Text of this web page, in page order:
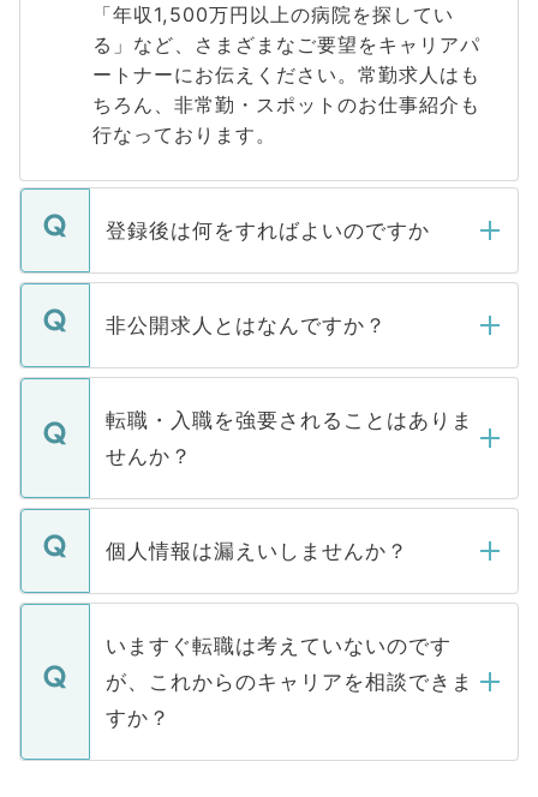
「年収1,500万円以上の病院を探してい
る」など、さまざまなご要望をキャリアパ
ートナーにお伝えください。常勤求人はも
ちろん、非常勤・スポットのお仕事紹介も
行なっております。
登録後は何をすればよいのですか
ご登録いただきましたら、弊社担当者がご
登録内容を確認し、その後メールもしくは
ます。通常、5営業日以内にはご連絡をせて
いただきますので、しばらくお待ちくださ
い。
非公開求人とはなんですか？
マイナビDOCTORで取り扱っている求人の
うち約3割は、Webサイトからご覧いただ
けない「非公開求人」です。非公開求人は
下記の理由によって、一般には公開してい
ません。
■応募殺到を避けるため 人気のある医療機
関を公にしてしまうと、応募が殺到する場
に、医療機関が求める条件に合った人材の
みを人材紹介会社に依頼するケースが増え
ています。
転職・入職を強要されることはありま
せんか？
転職・入職を強要することは一切ありませ
ん。また、仮に応募先から内定をいただい
定を承諾する必要はありません。内定先へ
の辞退の連絡はキャリアパートナーが行い
ますので、ご安心ください。
個人情報は漏えいしませんか？
個人情報が漏えいすることはありませんの
で、ご安心ください。当サイトからの登録
などで収集したご登録者様の個人情報は、
ご本人のキャリアアップおよび転職活動の
支援を目的に使用いたします。お預かりし
ているすべての個人データはご本人の許可
いますぐ転職は考えていないのです
が、これからのキャリアを相談できま
すか？